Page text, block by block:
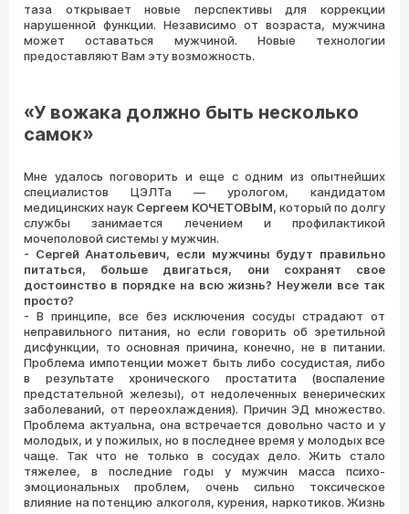
таза открывает новые перспективы для коррекции
нарушенной функции. Независимо от возраста, мужчина
может оставаться мужчиной. Новые технологии
предоставляют Вам эту возможность.
«У вожака должно быть несколько
самок»
Мне удалось поговорить и еще с одним из опытнейших
специалистов ЦЭЛТа — урологом, кандидатом
медицинских наук Сергеем КОЧЕТОВЫМ, который по долгу
службы занимается лечением и профилактикой
мочеполовой системы у мужчин.
- Сергей Анатольевич, если мужчины будут правильно
питаться, больше двигаться, они сохранят свое
достоинство в порядке на всю жизнь? Неужели все так
просто?
- В принципе, все без исключения сосуды страдают от
неправильного питания, но если говорить об эретильной
дисфункции, то основная причина, конечно, не в питании.
Проблема импотенции может быть либо сосудистая, либо
в результате хронического простатита (воспаление
предстательной железы), от недолеченных венерических
заболеваний, от переохлаждения). Причин ЭД множество.
Проблема актуальна, она встречается довольно часто и у
молодых, и у пожилых, но в последнее время у молодых все
чаще. Так что не только в сосудах дело. Жить стало
тяжелее, в последние годы у мужчин масса психо-
эмоциональных проблем, очень сильно токсическое
влияние на потенцию алкоголя, курения, наркотиков. Жизнь